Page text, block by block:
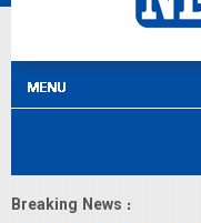
Breaking News :